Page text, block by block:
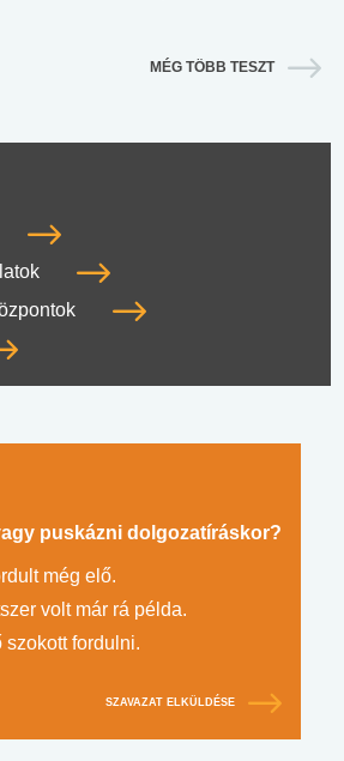
MÉG TÖBB TESZT
puskázni dolgozatíráskor?
még elő.
volt már rá példa.
szokott fordulni.
SZAVAZAT ELKÜLDÉSE